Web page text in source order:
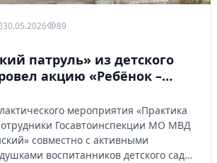
30.05.2026 89
патруль» из детского
акцию «Ребёнок –
мероприятия «Практика
Госавтоинспекции МО МВД
совместно с активными
воспитанников детского сада